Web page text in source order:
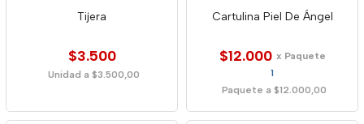
Tijera
$3.500
Unidad a $3.500,00
Cartulina Piel De Ángel
$12.000 x Paquete
1
Paquete a $12.000,00